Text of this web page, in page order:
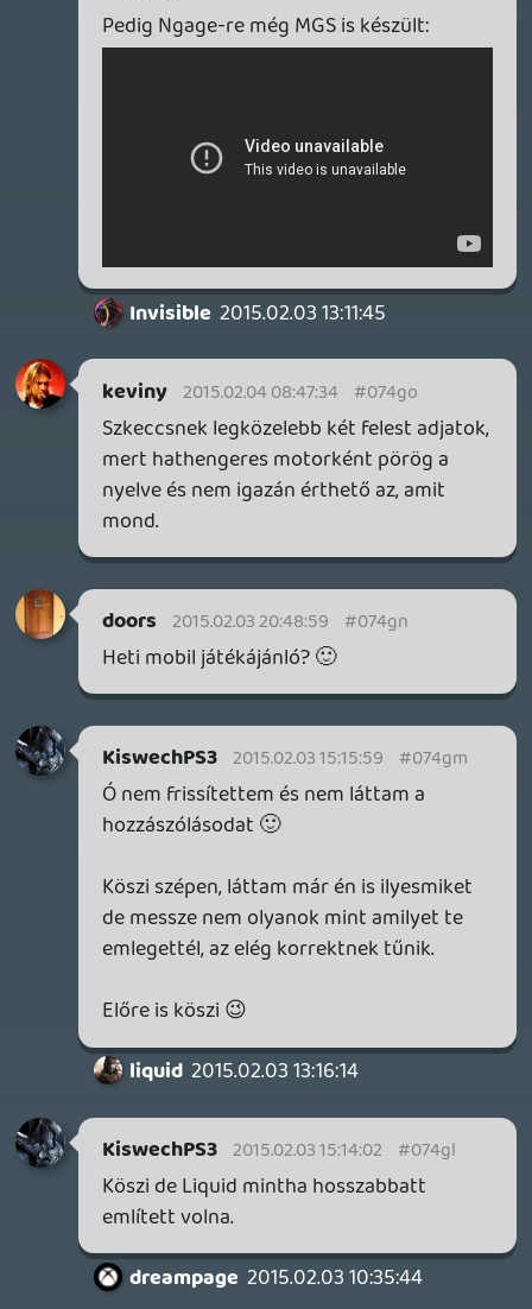
Invisible 2015.02.03 13:11:45 #074gi
A podcastben elhangzott, hogy szívesen
NES:
@(youtube:bDOZbvE01Fk)
Mega Man különkiadás:
@(youtube:njzAyjAFCMI)
Valamint ha nem is volt kifejezetten
mobilra fejlesztett RE (bár lentebb valaki
linkelte az Ngage-es játékot), azért a RE4
megélt egy android verziót is:
@(youtube:MxnhYqS1JKU)
dreampage
KiswechPS3 2015.02.03 08:29:08
KiswechPS3 2015.02.03 08:29:08
Liquid azt a destinys konspiracios videot
vagy cikkez belinkelned nekem ?:)
Warhawk 2015.02.03 06:51:11
gabi1818 2015.02.02 23:40:19
gabi1818 2015.02.02 23:40:19 #074ge